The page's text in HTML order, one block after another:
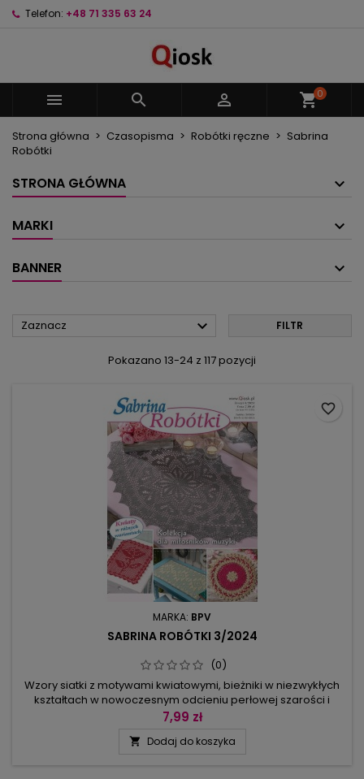
Telefon: +48 71 335 63 24
   shopping_cart0
Strona główna Czasopisma Robótki ręczne
Sabrina
Robótki
STRONA GŁÓWNA
MARKI
BANNER
Zaznacz  FILTR
Pokazano 13-24 z 117 pozycji
MARKA: BPV
SABRINA ROBÓTKI 3/2024
(0)
Wzory siatki z motywami kwiatowymi, bieżniki w niezwykłych
kształtach w nowoczesnym odcieniu perłowej szarości i
kształtne serduszka jako ozdobne detale – nikt nie będzie się
ciekawego do zrobienia. Nowością są motywy muzyczne:
7,99 zł
 Dodaj do koszyka
favorite_border
Nazwa listy życzeń
Musisz być zalogowany by zapisać produkty na
swojej liście życzeń.
Anuluj Zaloguj się